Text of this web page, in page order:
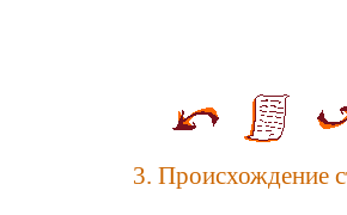
3. Происхождение